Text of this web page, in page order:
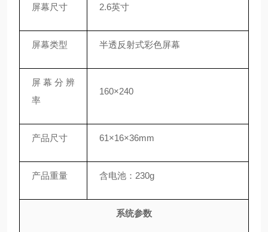
屏幕尺寸 2.6英寸
屏幕类型 半透反射式彩色屏幕
屏幕分辨
率
160×240
产品尺寸 61×16×36mm
产品重量 含电池：230g
系统参数